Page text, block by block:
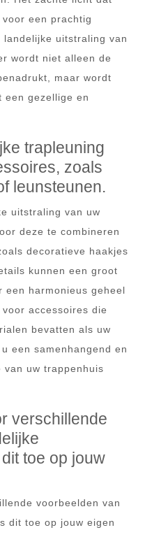
een prachtig
uitstraling van
wordt niet alleen de
maar wordt
een gezellige en
trapleuning
zoals
leunsteunen.
uitstraling van uw
deze te combineren
decoratieve haakjes
kunnen een groot
een harmonieus geheel
accessoires die
bevatten als uw
een samenhangend en
uw trappenhuis
verschillende
toe op jouw
voorbeelden van
dit toe op jouw eigen